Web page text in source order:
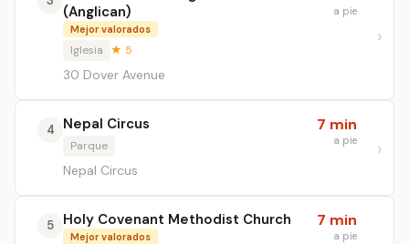
(Anglican)
Mejor valorados
Iglesia ★ 5
30 Dover Avenue
a pie
4 Nepal Circus
Parque
Nepal Circus
7 min
a pie
5 Holy Covenant Methodist Church
Mejor valorados
7 min
a pie